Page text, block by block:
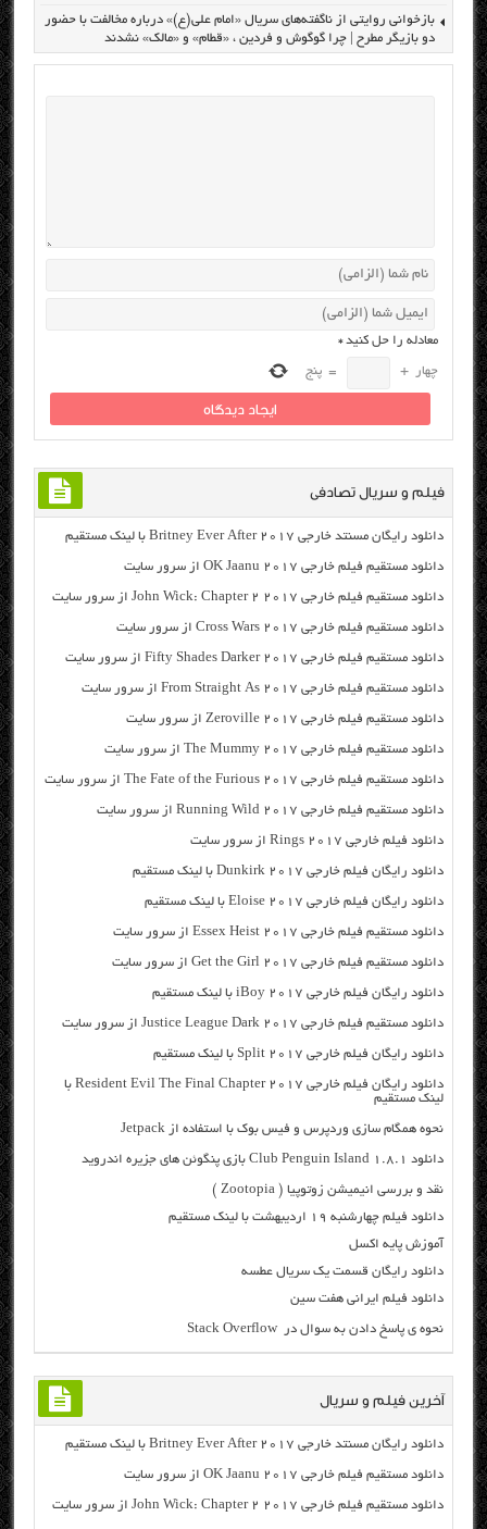
بازخوانی روایتی از ناگفته‌های سریال «امام علی(ع)» درباره مخالفت با حضور
دو بازیگر مطرح | چرا گوگوش و فردین ، «قطام» و «مالک» نشدند
معادله را حل کنید*
چهار +
= پنج
فیلم و سریال تصادفی
دانلود رایگان مسنتد خارجی Britney Ever After 2017 با لینک مستقیم
دانلود مستقیم فیلم خارجی OK Jaanu 2017 از سرور سایت
دانلود مستقیم فیلم خارجی John Wick: Chapter 2 2017 از سرور سایت
دانلود مستقیم فیلم خارجی Cross Wars 2017 از سرور سایت
دانلود مستقیم فیلم خارجی Fifty Shades Darker 2017 از سرور سایت
دانلود مستقیم فیلم خارجی From Straight As 2017 از سرور سایت
دانلود مستقیم فیلم خارجی Zeroville 2017 از سرور سایت
دانلود مستقیم فیلم خارجی The Mummy 2017 از سرور سایت
دانلود مستقیم فیلم خارجی The Fate of the Furious 2017 از سرور سایت
دانلود مستقیم فیلم خارجی Running Wild 2017 از سرور سایت
دانلود فیلم خارجی Rings 2017 از سرور سایت
دانلود رایگان فیلم خارجی Dunkirk 2017 با لینک مستقیم
دانلود رایگان فیلم خارجی Eloise 2017 با لینک مستقیم
دانلود مستقیم فیلم خارجی Essex Heist 2017 از سرور سایت
دانلود مستقیم فیلم خارجی Get the Girl 2017 از سرور سایت
دانلود رایگان فیلم خارجی iBoy 2017 با لینک مستقیم
دانلود مستقیم فیلم خارجی Justice League Dark 2017 از سرور سایت
دانلود رایگان فیلم خارجی Split 2017 با لینک مستقیم
دانلود رایگان فیلم خارجی Resident Evil The Final Chapter 2017 با
لینک مستقیم
نحوه همگام سازی وردپرس و فیس بوک با استفاده از Jetpack
دانلود Club Penguin Island 1.8.1 بازی پنگوئن های جزیره اندروید
نقد و بررسی انیمیشن زوتوپیا ( Zootopia )
دانلود فیلم چهارشنبه ۱۹ اردیبهشت با لینک مستقیم
آموزش پایه اکسل
دانلود رایگان قسمت یک سریال عطسه
دانلود فیلم ایرانی هفت سین
نحوه ی پاسخ دادن به سوال در Stack Overflow
آخرین فیلم و سریال
دانلود رایگان مسنتد خارجی Britney Ever After 2017 با لینک مستقیم
دانلود مستقیم فیلم خارجی OK Jaanu 2017 از سرور سایت
دانلود مستقیم فیلم خارجی John Wick: Chapter 2 2017 از سرور سایت